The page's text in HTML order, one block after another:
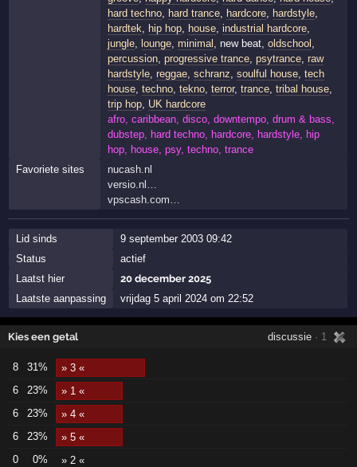
hard techno, hard trance, hardcore, hardstyle,
hardtek, hip hop, house, industrial hardcore,
jungle, lounge, minimal , new beat, oldschool ,
percussion, progressive trance, psytrance, raw
hardstyle, reggae, schranz, soulful house, tech
house, techno, tekno, terror, trance, tribal house,
trip hop, UK hardcore
afro, caribbean, disco, downtempo, drum & bass,
dubstep, hard techno, hardcore, hardstyle, hip
hop, house, psy, techno, trance
Favoriete sites
nucash.nl
versio.nl…
vpscash.com…
Lid sinds
9 september 2003 09:42
Status
actief
Laatst hier
20 december 2025
Laatste aanpassing
vrijdag 5 april 2024 om 22:52
Kies een getal discussie · 1
8 31%
» 3 «
6
23%
» 1 «
6
23%
» 4 «
6
23%
» 5 «
0
0% » 2 «